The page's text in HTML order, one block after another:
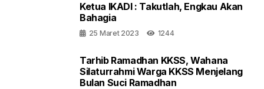
Ketua IKADI : Takutlah, Engkau Akan
Bahagia
25 Maret 2023 1244
Tarhib Ramadhan KKSS, Wahana
Silaturrahmi Warga KKSS Menjelang
Bulan Suci Ramadhan